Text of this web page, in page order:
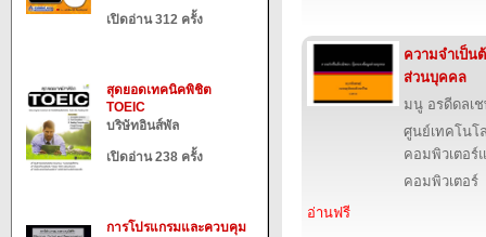
เปิดอ่าน 312 ครั้ง
สุดยอดเทคนิคพิชิต
TOEIC
บริษัทอินส์พัล
เปิดอ่าน 238 ครั้ง
การโปรแกรมและควบคุม
ความจำเป็น
ส่วนบุคคล
มนู อรดีดลเ
ศูนย์เทคโนโ
คอมพิวเตอร์
คอมพิวเตอร์
อ่านฟรี